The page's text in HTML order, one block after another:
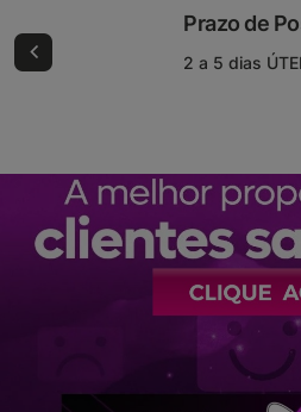
Prazo de
2 a 5 dias